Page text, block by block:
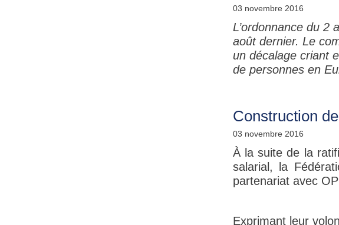
03 novembre 2016
L’ordonnance du 2
août dernier. Le
un décalage criant
de personnes en
Construction
03 novembre 2016
À la suite de la
salarial, la
partenariat avec
Exprimant leur